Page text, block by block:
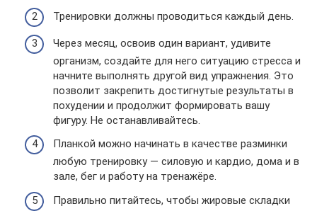
Тренировки должны проводиться каждый день.
Через месяц, освоив один вариант, удивите
организм, создайте для него ситуацию стресса и
начните выполнять другой вид упражнения. Это
позволит закрепить достигнутые результаты в
похудении и продолжит формировать вашу
фигуру. Не останавливайтесь.
Планкой можно начинать в качестве разминки
любую тренировку — силовую и кардио, дома и в
зале, бег и работу на тренажёре.
Правильно питайтесь, чтобы жировые складки